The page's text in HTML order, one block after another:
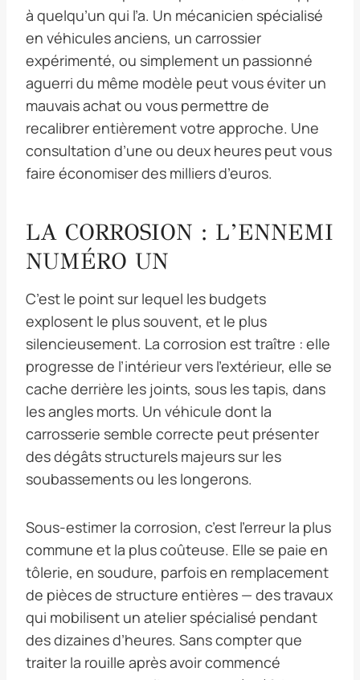
à quelqu’un qui l’a. Un mécanicien spécialisé
en véhicules anciens, un carrossier
expérimenté, ou simplement un passionné
aguerri du même modèle peut vous éviter un
mauvais achat ou vous permettre de
recalibrer entièrement votre approche. Une
consultation d’une ou deux heures peut vous
faire économiser des milliers d’euros.
LA CORROSION : L’ENNEMI
NUMÉRO UN
C’est le point sur lequel les budgets
explosent le plus souvent, et le plus
silencieusement. La corrosion est traître : elle
progresse de l’intérieur vers l’extérieur, elle se
cache derrière les joints, sous les tapis, dans
les angles morts. Un véhicule dont la
carrosserie semble correcte peut présenter
des dégâts structurels majeurs sur les
soubassements ou les longerons.
Sous-estimer la corrosion, c’est l’erreur la plus
commune et la plus coûteuse. Elle se paie en
tôlerie, en soudure, parfois en remplacement
de pièces de structure entières — des travaux
qui mobilisent un atelier spécialisé pendant
des dizaines d’heures. Sans compter que
traiter la rouille après avoir commencé